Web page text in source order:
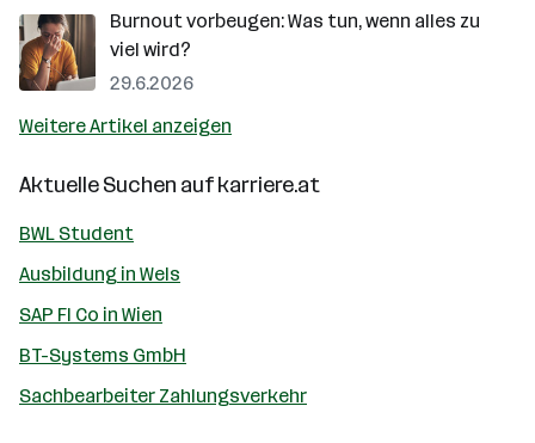
Burnout vorbeugen: Was tun, wenn alles zu
viel wird?
29.6.2026
Weitere Artikel anzeigen
Aktuelle Suchen aufkarriere.at
BWL Student
Ausbildung in Wels
SAP FI Co in Wien
BT-Systems GmbH
Sachbearbeiter Zahlungsverkehr